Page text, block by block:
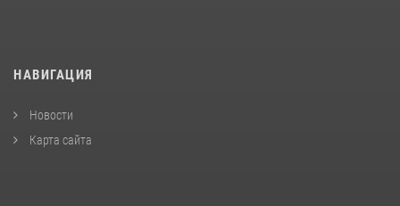
НАВИГАЦИЯ
Новости
Карта сайта